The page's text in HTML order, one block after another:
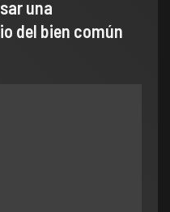
una
del bien común